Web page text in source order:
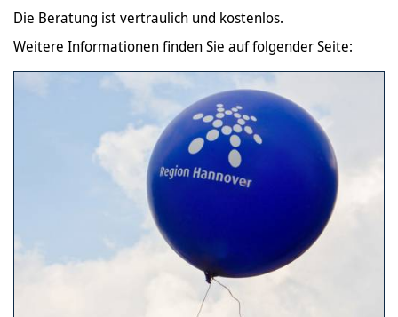
Die Beratung ist vertraulich und kostenlos.
Weitere Informationen finden Sie auf folgender Seite: